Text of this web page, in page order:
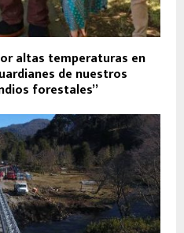
altas temperaturas en
de nuestros
forestales”